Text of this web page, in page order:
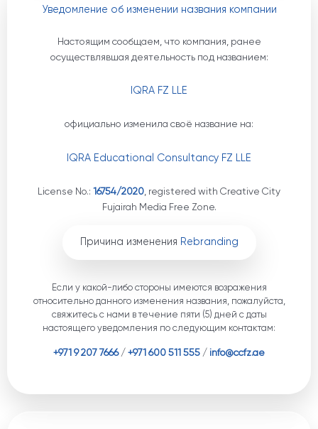
Уведомление об изменении названия компании
Настоящим сообщаем, что компания, ранее
осуществлявшая деятельность под названием:
IQRA FZ LLE
официально изменила своё название на:
IQRA Educational Consultancy FZ LLE
License No.: 16754/2020, registered with Creative City
Fujairah Media Free Zone.
Причина изменения Rebranding
Если у какой-либо стороны имеются возражения
относительно данного изменения названия, пожалуйста,
свяжитесь с нами в течение пяти (5) дней с даты
настоящего уведомления по следующим контактам:
+971 9 207 7666/ +971 600 511 555 / info@ccfz.ae